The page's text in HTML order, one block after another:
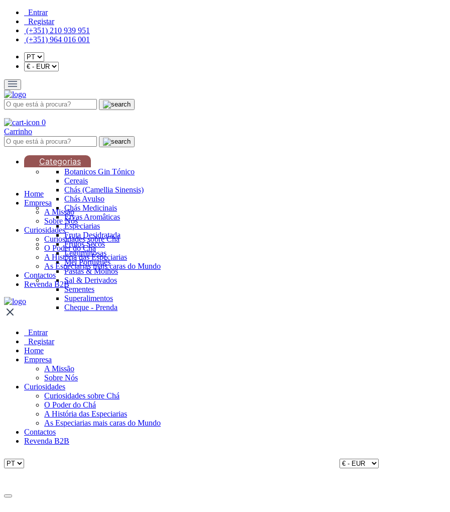
Entrar
Registar
(+351) 210 939 951
(+351) 964 016 001
0
Carrinho
Categorias
Botanicos Gin Tónico
Cereais
Chás (Camellia Sinensis)
Chás Avulso
Chás Medicinais
Ervas Aromâticas
Especiarias
Fruta Desidratada
Frutos Secos
Leguminosas
Mel Português
Pastas & Molhos
Sal & Derivados
Sementes
Superalimentos
Cheque - Prenda
Home
Empresa
A Missão
Sobre Nós
Curiosidades
Curiosidades sobre Chá
O Poder do Chá
A História das Especiarias
As Especiarias mais caras do Mundo
Contactos
Revenda B2B
Entrar
Registar
Home
Empresa
A Missão
Sobre Nós
Curiosidades
Curiosidades sobre Chá
O Poder do Chá
A História das Especiarias
As Especiarias mais caras do Mundo
Contactos
Revenda B2B